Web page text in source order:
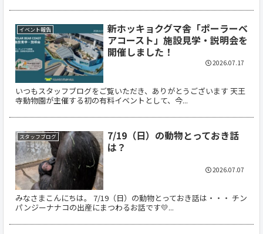
イベント報告
新ホッキョクグマ舎「ポーラーベ
アコースト」施設見学・説明会を
開催しました！
いつもスタッフブログをご覧いただき、ありがとうございます 天王
寺動物園が主催する初の有料イベントとして、今...
2026.07.17
スタッフブログ
7/19（日）の動物とっておき話
は？
みなさまこんにちは。 7/19（日）の動物とっておき話は・・・ チン
パンジーナナコの出産にまつわるお話です💛...
2026.07.07